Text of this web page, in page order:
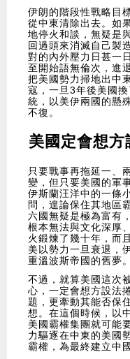
伊朗的階段性戰略目
從中東清除出去。如
地停火和談，無疑是
回過頭來消滅自己製
對的內外壓力日甚一
至開始語無倫次，進
把美國勢力掃地出中
寇，一旦3年後美國
統，以美伊兩國的懸
不復。
美國定會想
只要戰事再拖延一、
變，但只要美國的軍
伊斯蘭汪洋中的一條
問，遑論保住其地區
六國無疑是極為富有
根本無法與文化深厚
火鍛煉了幾十年，而
美以勢力一旦衰退，
重溫波斯帝國的舊夢。
不過，就算美國這次
心，一定會想方設法
題，更牽動其能否保
想。在這個時候，以
美國霸權集團就可能
力驅逐在中東的美國
霸權，為最終建立中